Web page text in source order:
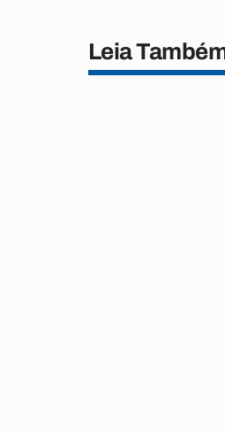
Leia